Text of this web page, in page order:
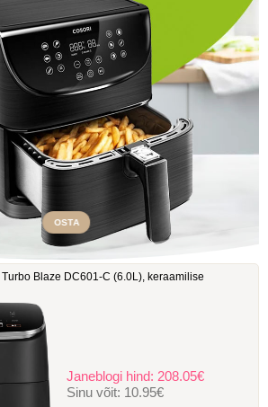
OSTA
Blaze DC601-C ‎(6.0L), keraamilise
Janeblogi hind: 208.05€
Sinu võit: 10.95€